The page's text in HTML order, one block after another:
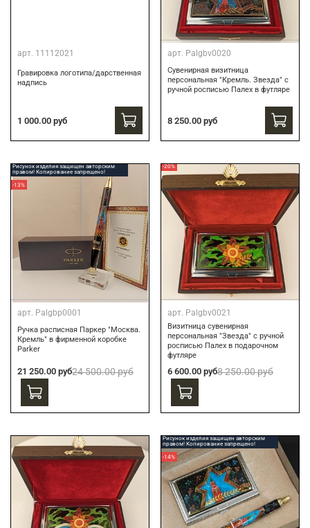
арт. 11112021
Гравировка логотипа/дарственная
надпись
1 000.00 руб
арт. Palgbv0020
Сувенирная визитница
персональная "Кремль. Звезда" с
ручной росписью Палех в футляре
8 250.00 руб
Рисунок изделия защищен авторским
правом! Копирование запрещено!
-13%
арт. Palgbp0001
Ручка расписная Паркер "Москва.
Кремль" в фирменной коробке
Parker
21 250.00 руб24 500.00 руб
-20%
арт. Palgbv0021
Визитница сувенирная
персональная "Звезда" с ручной
росписью Палех в подарочном
футляре
6 600.00 руб8 250.00 руб
Рисунок изделия защищен авторским
правом! Копирование запрещено!
-14%